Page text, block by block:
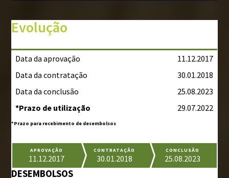
Evolução
Data da aprovação
11.12.2017
Data da contratação
30.01.2018
Data da conclusão
25.08.2023
*Prazo de utilização
29.07.2022
*Prazo para recebimento de desembolsos
APROVAÇÃO
11.12.2017
CONTRATAÇÃO
30.01.2018
CONCLUSÃO
25.08.2023
DESEMBOLSOS